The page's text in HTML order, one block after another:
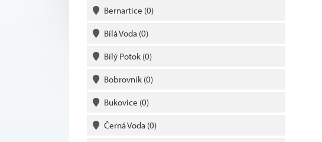
Bernartice (0)
Bílá Voda (0)
Bílý Potok (0)
Bobrovník (0)
Bukovice (0)
Černá Voda (0)